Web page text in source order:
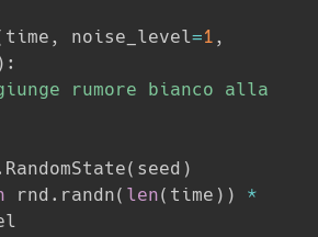
time , noise_level=1 ,
) :
rumore bianco alla
RandomState( seed )
rnd . randn( len( time ) )
*